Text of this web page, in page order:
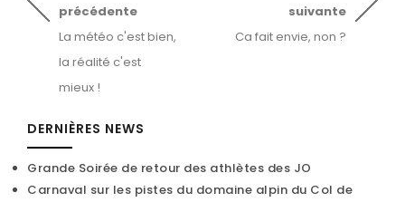
précédente
La météo c'est bien,
la réalité c'est
mieux !
suivante
Ca fait envie, non ?
DERNIÈRES NEWS
Grande Soirée de retour des athlètes des JO
Carnaval sur les pistes du domaine alpin du Col de